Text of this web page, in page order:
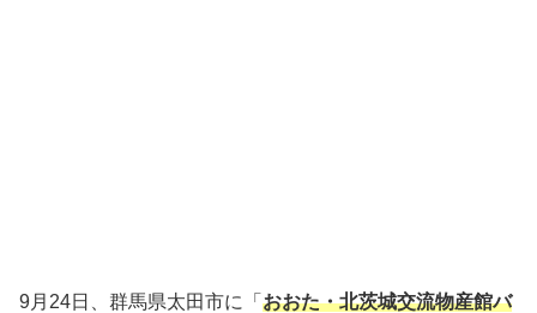
9月24日、群馬県太田市に「 おおた・北茨城交流物産館バ